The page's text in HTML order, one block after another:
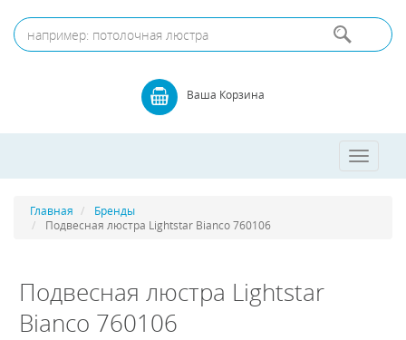
Ваша Корзина
Toggle
Главная
Бренды
Подвесная люстра Lightstar Bianco 760106
Подвесная люстра Lightstar
Bianco 760106